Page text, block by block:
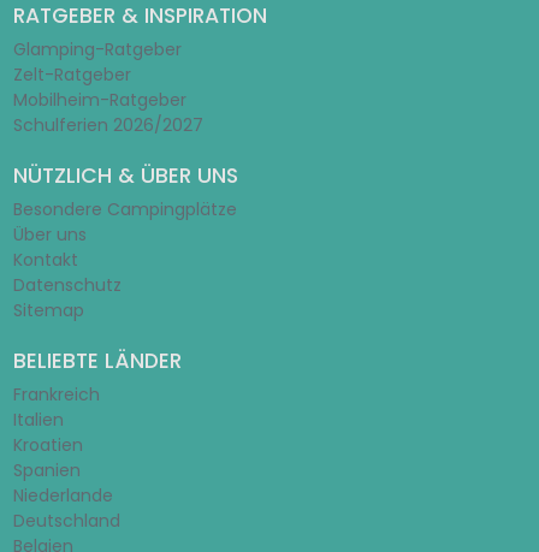
RATGEBER & INSPIRATION
Glamping-Ratgeber
Zelt-Ratgeber
Mobilheim-Ratgeber
Schulferien 2026/2027
NÜTZLICH & ÜBER UNS
Besondere Campingplätze
Über uns
Kontakt
Datenschutz
Sitemap
BELIEBTE LÄNDER
Frankreich
Italien
Kroatien
Spanien
Niederlande
Deutschland
Belgien